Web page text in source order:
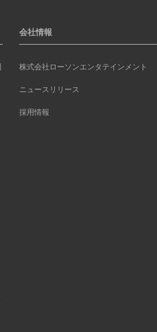
会社情報
株式会社ローソンエンタテインメント
ニュースリリース
採用情報